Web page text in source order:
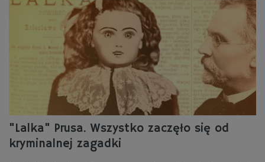
"Lalka" Prusa. Wszystko zaczęło się od
kryminalnej zagadki